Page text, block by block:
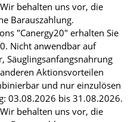
behalten uns vor, die
Barauszahlung.
"Canergy20" erhalten Sie
Nicht anwendbar auf
Säuglingsanfangsnahrung
Aktionsvorteilen
und nur einzulösen
03.08.2026 bis 31.08.2026.
behalten uns vor, die